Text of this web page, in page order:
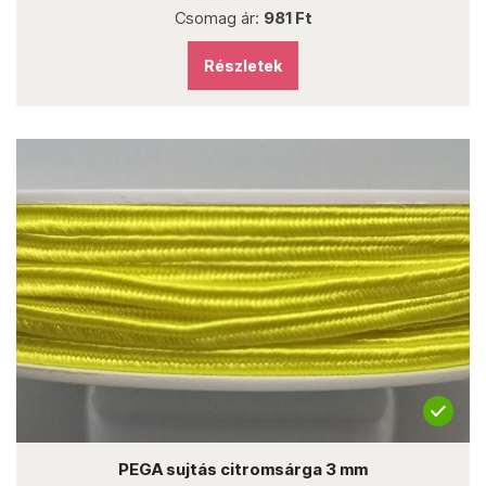
Csomag ár: 981 Ft
Részletek
PEGA sujtás citromsárga 3 mm